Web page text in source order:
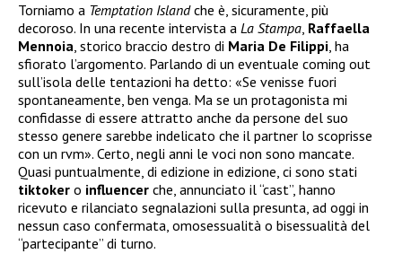
Torniamo a Temptation Islandche è, sicuramente, più
decoroso. In una recente intervista a La Stampa, Raffaella
Mennoia, storico braccio destro di Maria De Filippi, ha
sfiorato l’argomento. Parlando di un eventuale coming out
sull’isola delle tentazioni ha detto: «Se venisse fuori
spontaneamente, ben venga. Ma se un protagonista mi
confidasse di essere attratto anche da persone del suo
stesso genere sarebbe indelicato che il partner lo scoprisse
con un rvm». Certo, negli anni le voci non sono mancate.
Quasi puntualmente, di edizione in edizione, ci sono stati
tiktoker o influencer che, annunciato il “cast”, hanno
ricevuto e rilanciato segnalazioni sulla presunta, ad oggi in
nessun caso confermata, omosessualità o bisessualità del
“partecipante” di turno.